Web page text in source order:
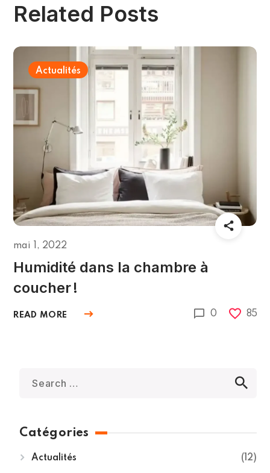
Related Posts
Actualités
mai 1, 2022
Humidité dans la chambre à
coucher !
READ MORE 0 85
Catégories
Actualités 12